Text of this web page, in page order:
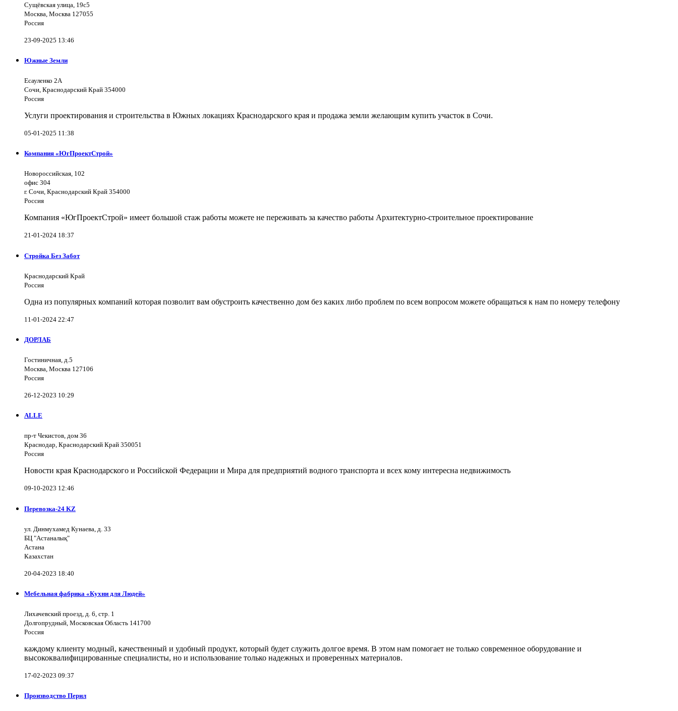
Сущёвская улица, 19с5
Москва, Москва 127055
Россия
23-09-2025 13:46
Южные Земли
Есауленко 2А
Сочи, Краснодарский Край 354000
Россия
Услуги проектирования и строительства в Южных локациях Краснодарского края и продажа земли желающим купить участок в Сочи.
05-01-2025 11:38
Компания «ЮгПроектСтрой»
Новороссийская, 102
офис 304
г. Сочи, Краснодарский Край 354000
Россия
Компания «ЮгПроектСтрой» имеет большой стаж работы можете не переживать за качество работы Архитектурно-строительное проектирование
21-01-2024 18:37
Стройка Без Забот
Краснодарский Край
Россия
Одна из популярных компаний которая позволит вам обустроить качественно дом без каких либо проблем по всем вопросом можете обращаться к нам по номеру телефону
11-01-2024 22:47
ДОРЛАБ
Гостиничная, д.5
Москва, Москва 127106
Россия
26-12-2023 10:29
ALLE
пр-т Чекистов, дом 36
Краснодар, Краснодарский Край 350051
Россия
Новости края Краснодарского и Российской Федерации и Мира для предприятий водного транспорта и всех кому интересна недвижимость
09-10-2023 12:46
Перевозка-24 KZ
ул. Динмухамед Кунаева, д. 33
БЦ "Астаналық"
Астана
Казахстан
20-04-2023 18:40
Мебельная фабрика «Кухни для Людей»
Лихачевский проезд, д. 6, стр. 1
Долгопрудный, Московская Область 141700
Россия
каждому клиенту модный, качественный и удобный продукт, который будет служить долгое время. В этом нам помогает не только современное оборудование и
высококвалифицированные специалисты, но и использование только надежных и проверенных материалов.
17-02-2023 09:37
Производство Перил